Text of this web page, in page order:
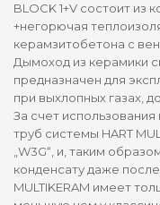
BLOCK 1+V состоит из
+негорючая
керамзитобетона с
Дымоход из керамики
предназначен для
при выхлопных газах,
За счет
труб системы HART
„W3G“, и, таким
конденсату даже
MULTIKERAM имеет